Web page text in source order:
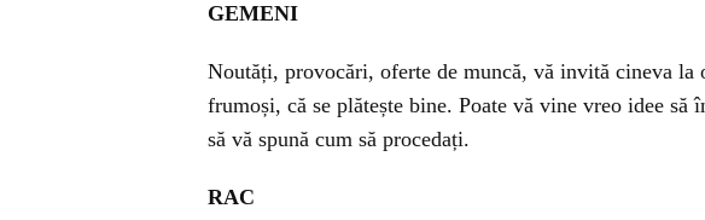
GEMENI
Noutăți, provocări, oferte de muncă, vă invită cineva la
frumoși, că se plătește bine. Poate vă vine vreo idee
să vă spună cum să procedați.
RAC